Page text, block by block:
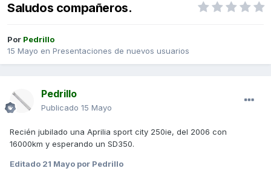
Saludos compañeros.
Por Pedrillo
15 Mayo en Presentaciones de nuevos usuarios
Pedrillo
Publicado 15 Mayo
Recién jubilado una Aprilia sport city 250ie, del 2006 con
16000km y esperando un SD350.
Editado 21 Mayo por Pedrillo